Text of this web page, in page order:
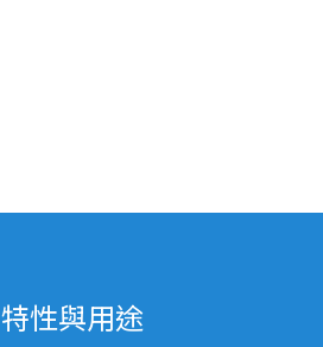
特性與用途